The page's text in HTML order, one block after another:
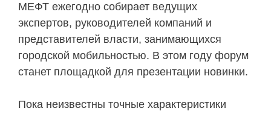
МЕФТ ежегодно собирает ведущих
экспертов, руководителей компаний и
представителей власти, занимающихся
городской мобильностью. В этом году форум
станет площадкой для презентации новинки.
Пока неизвестны точные характеристики